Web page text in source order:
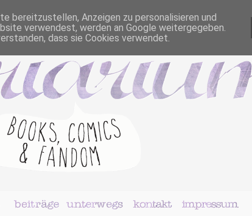
bereitzustellen, Anzeigen zu personalisieren und
verwendest, werden an Google weitergegeben.
dass sie Cookies verwendet.